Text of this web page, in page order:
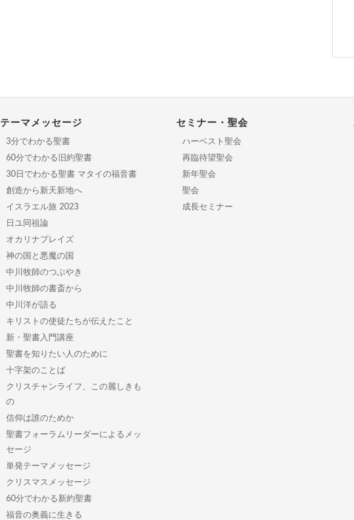
テーマメッセージ
3分でわかる聖書
60分でわかる旧約聖書
30日でわかる聖書 マタイの福音書
創造から新天新地へ
イスラエル旅 2023
日ユ同祖論
オカリナプレイズ
神の国と悪魔の国
中川牧師のつぶやき
中川牧師の書斎から
中川洋が語る
キリストの使徒たちが伝えたこと
新・聖書入門講座
聖書を知りたい人のために
十字架のことば
クリスチャンライフ、この麗しきも
の
信仰は誰のためか
聖書フォーラムリーダーによるメッ
セージ
単発テーマメッセージ
クリスマスメッセージ
60分でわかる新約聖書
福音の奥義に生きる
セミナー・聖会
ハーベスト聖会
再臨待望聖会
新年聖会
聖会
成長セミナー